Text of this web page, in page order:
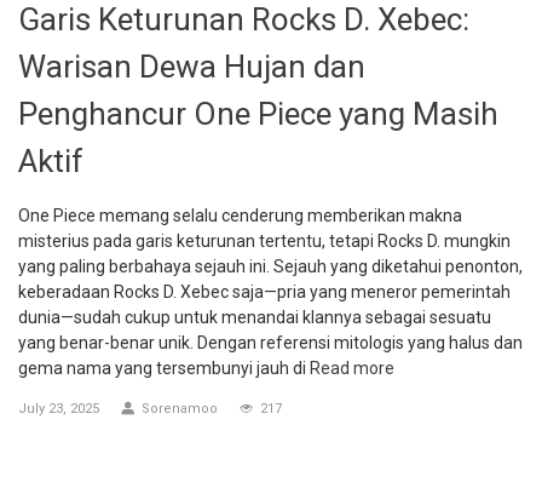
Garis Keturunan Rocks D. Xebec:
Warisan Dewa Hujan dan
Penghancur One Piece yang Masih
Aktif
One Piece memang selalu cenderung memberikan makna
misterius pada garis keturunan tertentu, tetapi Rocks D. mungkin
yang paling berbahaya sejauh ini. Sejauh yang diketahui penonton,
keberadaan Rocks D. Xebec saja—pria yang meneror pemerintah
dunia—sudah cukup untuk menandai klannya sebagai sesuatu
yang benar-benar unik. Dengan referensi mitologis yang halus dan
gema nama yang tersembunyi jauh di Read more
July 23, 2025 Sorenamoo 217